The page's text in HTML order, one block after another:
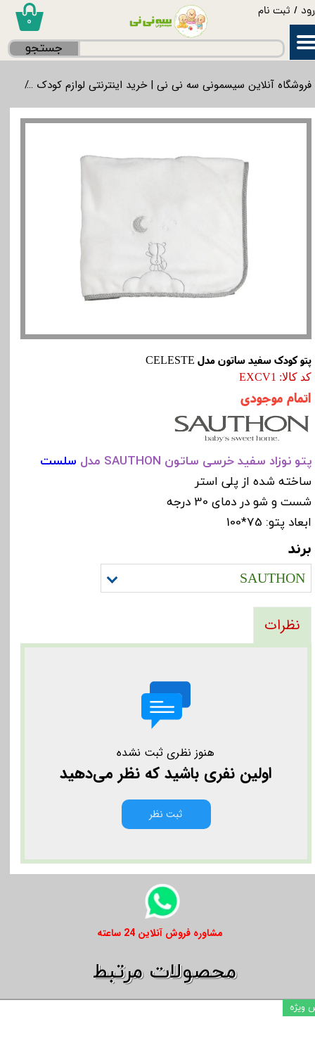
/ ثبت نام
حساب کاربری من
۰
جستجو
فروشگاه آنلاین سیسمونی سه نی نی | خرید اینترنتی لوازم کودک
پتو کودک سفید ساتون مدل CELESTE
کد کالا: EXCV1
اتمام موجودی
پتو نوزاد سفید خرسی ساتون SAUTHON مدل
سلست
ساخته شده از پلی استر
شست و شو در دمای 30 درجه
ابعاد پتو: 75*100
برند
SAUTHON
نظرات
هنوز نظری ثبت نشده
اولین نفری باشید که نظر می‌دهید
ثبت نظر
​​مشاوره فروش آنلاین 24 ساعته
ویژه
​​محصولات مرتبط